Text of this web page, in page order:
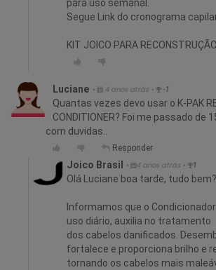
para uso semanal.
Segue Link do cronograma
KIT JOICO PARA
Luciane • 4 anos atrás • -1
Quantas vezes devo usar o K-PAK
CONDITIONER? Foi me passado de
com duvidas..
Responder
Joico Brasil • 4 anos atrás • 1
Olá Luciane boa tarde, tudo bem?
Informamos que o
uso diário, auxilia no tratamento
dos cabelos danificados.
fortalece e proporciona brilho e
tornando os cabelos mais